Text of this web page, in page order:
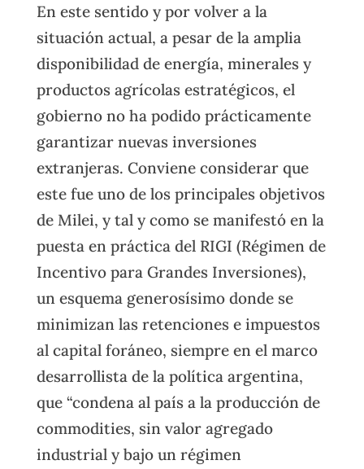
En este sentido y por volver a la
situación actual, a pesar de la amplia
disponibilidad de energía, minerales y
productos agrícolas estratégicos, el
gobierno no ha podido prácticamente
garantizar nuevas inversiones
extranjeras. Conviene considerar que
este fue uno de los principales objetivos
de Milei, y tal y como se manifestó en la
puesta en práctica del RIGI (Régimen de
Incentivo para Grandes Inversiones),
un esquema generosísimo donde se
minimizan las retenciones e impuestos
al capital foráneo, siempre en el marco
desarrollista de la política argentina,
que “condena al país a la producción de
commodities, sin valor agregado
industrial y bajo un régimen